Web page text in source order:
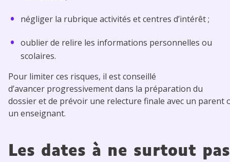
négliger la rubrique activités et centres d’intérêt ;
oublier de relire les informations personnelles ou
scolaires.
Pour limiter ces risques, il est conseillé
d’avancer progressivement dans la préparation du
dossier et de prévoir une relecture finale avec un parent
un enseignant.
Les dates à ne surtout pas